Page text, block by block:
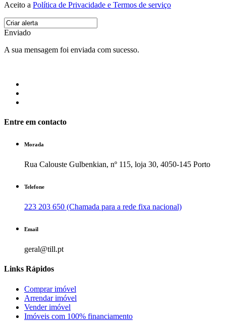
Aceito a Política de Privacidade e Termos de serviço
Enviado
A sua mensagem foi enviada com sucesso.
Entre em contacto
Morada
Rua Calouste Gulbenkian, nº 115, loja 30, 4050-145 Porto
Telefone
223 203 650 (Chamada para a rede fixa nacional)
Email
geral@till.pt
Links Rápidos
Comprar imóvel
Arrendar imóvel
Vender imóvel
Imóveis com 100% financiamento